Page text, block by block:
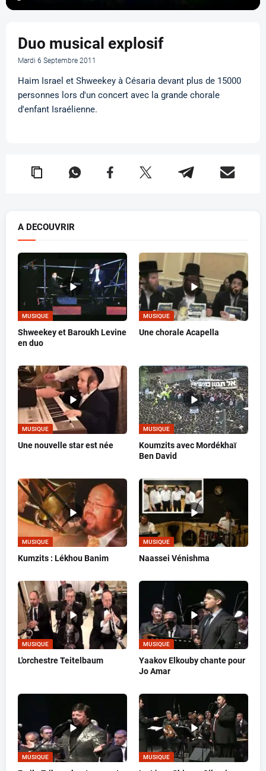
Duo musical explosif
Mardi 6 Septembre 2011
Haim Israel et Shweekey à Césaria devant plus de 15000
personnes lors d'un concert avec la grande chorale
d'enfant Israélienne.
A DECOUVRIR
MUSIQUE
Shweekey et Baroukh Levine
en duo
MUSIQUE
Une chorale Acapella
MUSIQUE
Une nouvelle star est née
MUSIQUE
Koumzits avec Mordékhaï
Ben David
MUSIQUE
Kumzits : Lékhou Banim
MUSIQUE
Naassei Vénishma
MUSIQUE
L'orchestre Teitelbaum
MUSIQUE
Yaakov Elkouby chante pour
Jo Amar
MUSIQUE MUSIQUE